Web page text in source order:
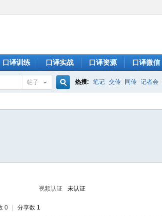
口译训练 口译实战 口译资源 口译微信
帖子 热搜: 笔记 交传 同传 记者会
视频认证 未认证
0 分享数 1